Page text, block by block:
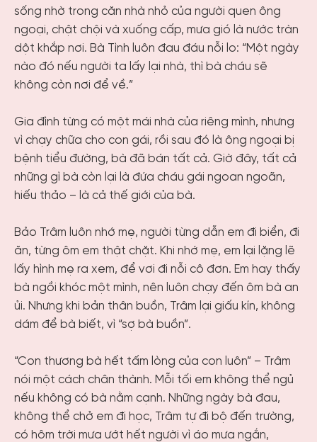
sống nhờ trong căn nhà nhỏ của người quen ông
ngoại, chật chội và xuống cấp, mưa gió là nước tràn
dột khắp nơi. Bà Tình luôn đau đáu nỗi lo: “Một ngày
nào đó nếu người ta lấy lại nhà, thì bà cháu sẽ
không còn nơi để về.”
Gia đình từng có một mái nhà của riêng mình, nhưng
vì chạy chữa cho con gái, rồi sau đó là ông ngoại bị
bệnh tiểu đường, bà đã bán tất cả. Giờ đây, tất cả
những gì bà còn lại là đứa cháu gái ngoan ngoãn,
hiếu thảo – là cả thế giới của bà.
Bảo Trâm luôn nhớ mẹ, người từng dẫn em đi biển, đi
ăn, từng ôm em thật chặt. Khi nhớ mẹ, em lại lặng lẽ
lấy hình mẹ ra xem, để vơi đi nỗi cô đơn. Em hay thấy
bà ngồi khóc một mình, nên luôn chạy đến ôm bà an
ủi. Nhưng khi bản thân buồn, Trâm lại giấu kín, không
dám để bà biết, vì “sợ bà buồn”.
“Con thương bà hết tấm lòng của con luôn” – Trâm
nói một cách chân thành. Mỗi tối em không thể ngủ
nếu không có bà nằm cạnh. Những ngày bà đau,
không thể chở em đi học, Trâm tự đi bộ đến trường,
có hôm trời mưa ướt hết người vì áo mưa ngắn,